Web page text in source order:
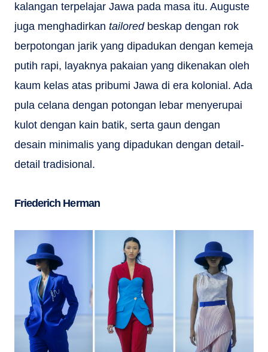
kalangan terpelajar Jawa pada masa itu. Auguste
juga menghadirkan tailoredbeskap dengan rok
berpotongan jarik yang dipadukan dengan kemeja
putih rapi, layaknya pakaian yang dikenakan oleh
kaum kelas atas pribumi Jawa di era kolonial. Ada
pula celana dengan potongan lebar menyerupai
kulot dengan kain batik, serta gaun dengan
desain minimalis yang dipadukan dengan detail-
detail tradisional.
Friederich Herman